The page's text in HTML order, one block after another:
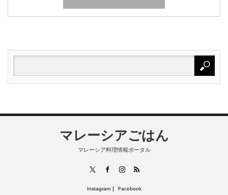
マレーシアごはん
マレーシア料理情報ポータル
FacebookInstagram
RSS
Instagram Facebook